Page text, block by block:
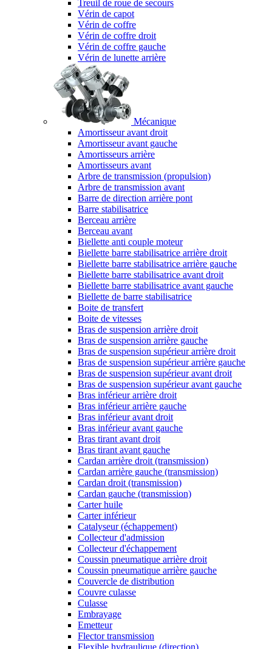
Treuil de roue de secours
Vérin de capot
Vérin de coffre
Vérin de coffre droit
Vérin de coffre gauche
Vérin de lunette arrière
Mécanique
Amortisseur avant droit
Amortisseur avant gauche
Amortisseurs arrière
Amortisseurs avant
Arbre de transmission (propulsion)
Arbre de transmission avant
Barre de direction arrière pont
Barre stabilisatrice
Berceau arrière
Berceau avant
Biellette anti couple moteur
Biellette barre stabilisatrice arrière droit
Biellette barre stabilisatrice arrière gauche
Biellette barre stabilisatrice avant droit
Biellette barre stabilisatrice avant gauche
Biellette de barre stabilisatrice
Boite de transfert
Boite de vitesses
Bras de suspension arrière droit
Bras de suspension arrière gauche
Bras de suspension supérieur arrière droit
Bras de suspension supérieur arrière gauche
Bras de suspension supérieur avant droit
Bras de suspension supérieur avant gauche
Bras inférieur arrière droit
Bras inférieur arrière gauche
Bras inférieur avant droit
Bras inférieur avant gauche
Bras tirant avant droit
Bras tirant avant gauche
Cardan arrière droit (transmission)
Cardan arrière gauche (transmission)
Cardan droit (transmission)
Cardan gauche (transmission)
Carter huile
Carter inférieur
Catalyseur (échappement)
Collecteur d'admission
Collecteur d'échappement
Coussin pneumatique arrière droit
Coussin pneumatique arrière gauche
Couvercle de distribution
Couvre culasse
Culasse
Embrayage
Emetteur
Flector transmission
Flexible hydraulique (direction)